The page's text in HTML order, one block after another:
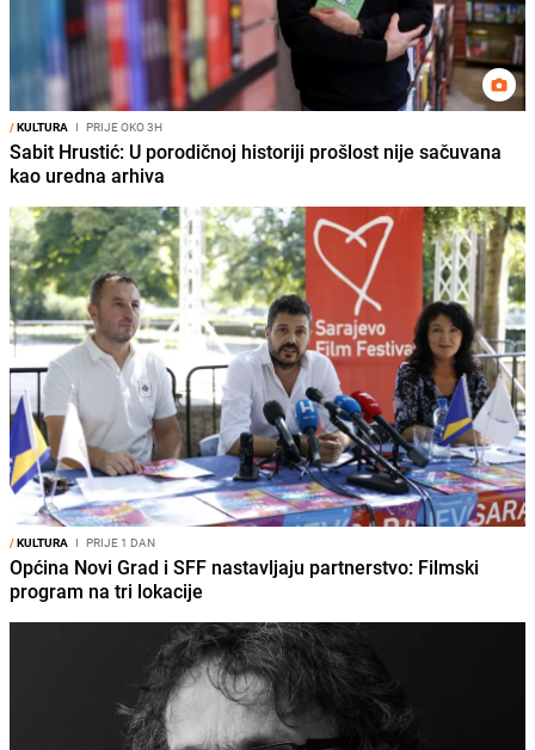
/KULTURA I PRIJE OKO 3H
Sabit Hrustić: U porodičnoj historiji prošlost nije sačuvana
kao uredna arhiva
/KULTURA I PRIJE 1 DAN
Općina Novi Grad i SFF nastavljaju partnerstvo: Filmski
program na tri lokacije